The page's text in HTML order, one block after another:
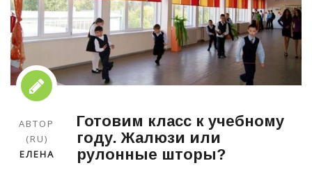
АВТОР
(RU)
ЕЛЕНА
Готовим класс к учебному
году. Жалюзи или
рулонные шторы?